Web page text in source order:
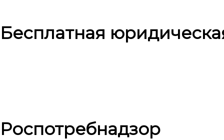
Бесплатная
Роспотребнадзор